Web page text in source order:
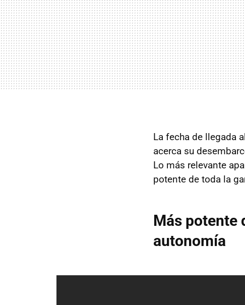
La fecha de llegada
acerca su
Lo más relevante
potente de toda la
Más potente
autonomía